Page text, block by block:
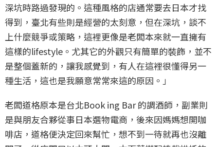
深坑時路過發現的。這種風格的店通常要去日本才找
得到，臺北有些則是經營的太刻意，但在深坑，談不
上什麼競爭或策略，這裡更像是老闆本來就一直擁有
這樣的lifestyle。尤其它的外觀只有簡單的裝飾，並不
是整個蓋新的，讓我感覺到，有人在這裡很懂得另一
種生活，這也是我願意常常來這的原因。」
老闆道格原本是台北Book ing Bar 的調酒師，副業則
是與朋友合夥從事日本選物電商，後來因媽媽想開咖
啡店，道格便決定回來幫忙，想不到一待就再也沒離